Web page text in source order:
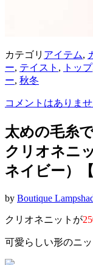
カテゴリ アイテム,
ー, テイスト , トップ
ー, 秋冬
コメントはありま
太めの毛糸
クリオネニ
ネイビー）
by Boutique
クリオネニットが
可愛らしい形のニ